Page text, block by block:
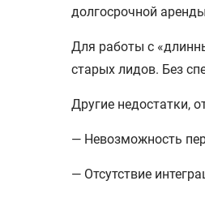
долгосрочной
Для работы с
старых лидов. Без
Другие недостатки,
— Невозможность
— Отсутствие